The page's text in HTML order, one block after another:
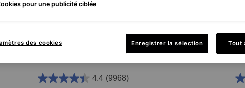
pores
Sérum Antioxydant Rides et Fermeté
4.4 (9968)
pour une publicité ciblée
des cookies Enregistrer la sélection Tout